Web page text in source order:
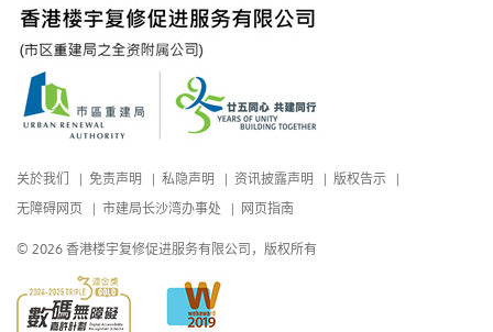
关於我们 免责声明 私隐声明 资讯披露声明
版权告示
无障碍网页
市建局长沙湾办事处 网页指南
© 2026 香港楼宇复修促进服务有限公司，版权所有